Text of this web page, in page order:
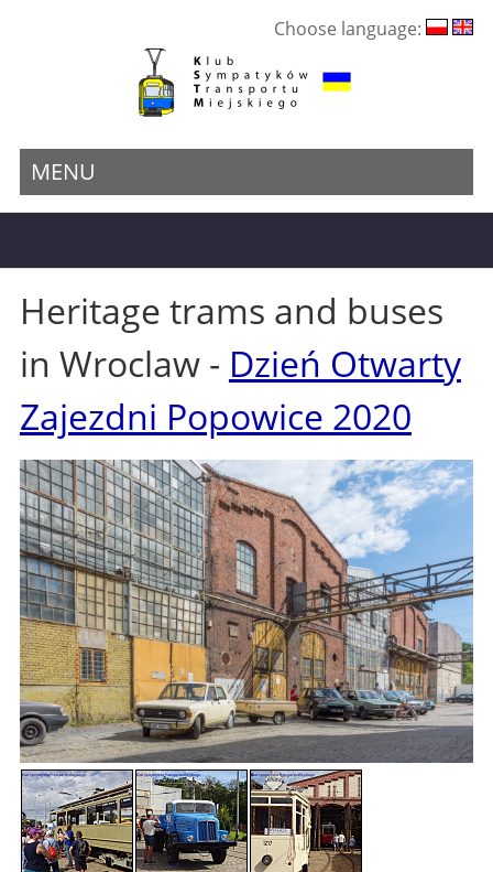
Choose language:
MENU
Heritage trams and buses
in Wroclaw - Dzień Otwarty
Zajezdni Popowice 2020